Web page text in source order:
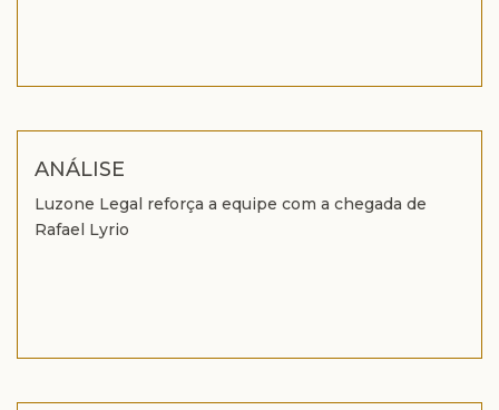
ANÁLISE
Luzone Legal reforça a equipe com a chegada de
Rafael Lyrio